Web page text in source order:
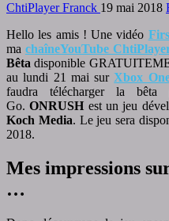
ChtiPlayer Franck 19 mai 2018
Hello les amis ! Une vidéo
ma chaîneYouTube
Bêta disponible
au lundi 21 mai surXbox
faudra télécharger la
Go.ONRUSH est un jeu
Koch Media. Le jeu sera
2018.
Mes impressions
…